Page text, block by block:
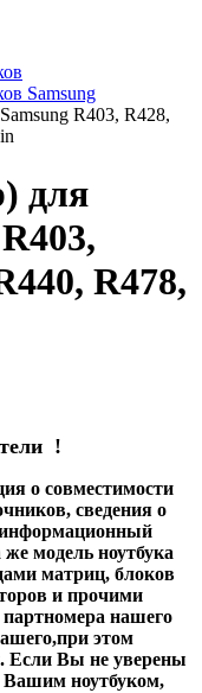
Samsung
R403, R428,
для
R478,
!
о совместимости
сведения о
информационный
модель ноутбука
матриц, блоков
и прочими
нашего
этом
Если Вы не уверены
Вашим ноутбуком,